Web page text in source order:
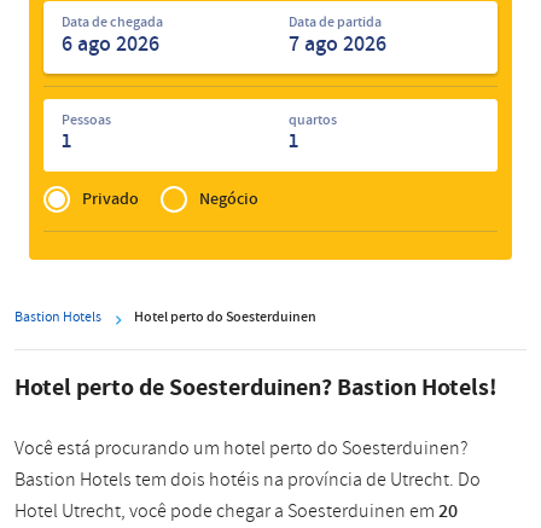
Data de chegada Data de partida
Pessoas
1
quartos
1
Privé
of
Zakelijk
Privado Negócio
Bastion Hotels Hotel perto do Soesterduinen
Hotel perto de Soesterduinen? Bastion Hotels!
Você está procurando um hotel perto do Soesterduinen?
Bastion Hotels tem dois hotéis na província de Utrecht. Do
Hotel Utrecht, você pode chegar a Soesterduinen em20